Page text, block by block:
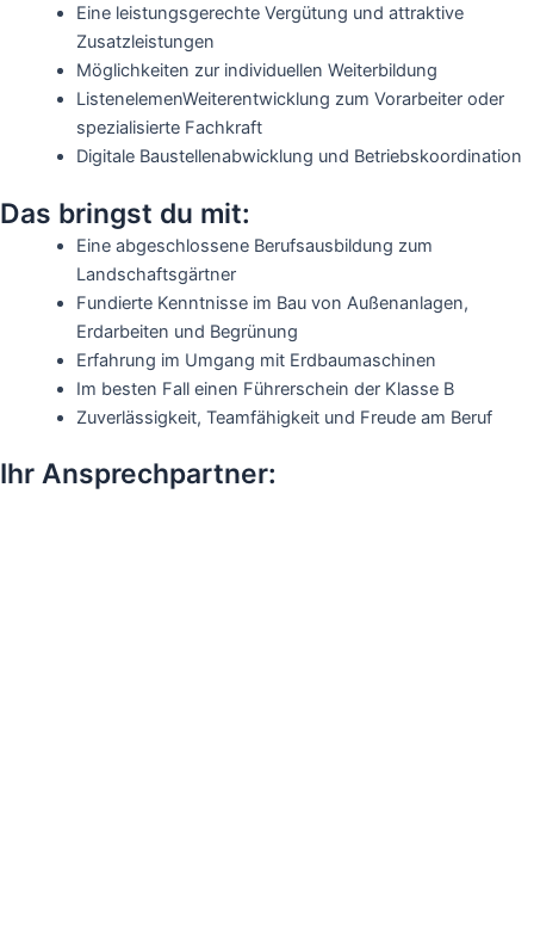
Eine leistungsgerechte Vergütung und attraktive
Zusatzleistungen
Möglichkeiten zur individuellen Weiterbildung
ListenelemenWeiterentwicklung zum Vorarbeiter oder
spezialisierte Fachkraft
Digitale Baustellenabwicklung und Betriebskoordination
Das bringst du mit:
Eine abgeschlossene Berufsausbildung zum
Landschaftsgärtner
Fundierte Kenntnisse im Bau von Außenanlagen,
Erdarbeiten und Begrünung
Erfahrung im Umgang mit Erdbaumaschinen
Im besten Fall einen Führerschein der Klasse B
Zuverlässigkeit, Teamfähigkeit und Freude am Beruf
Ihr Ansprechpartner: